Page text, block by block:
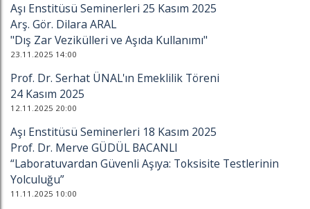
Aşı Enstitüsü Seminerleri 25 Kasım 2025
Arş. Gör. Dilara ARAL
"Dış Zar Vezikülleri ve Aşıda Kullanımı"
23.11.2025 14:00
Prof. Dr. Serhat ÜNAL'ın Emeklilik Töreni
24 Kasım 2025
12.11.2025 20:00
Aşı Enstitüsü Seminerleri 18 Kasım 2025
Prof. Dr. Merve GÜDÜL BACANLI
“Laboratuvardan Güvenli Aşıya: Toksisite Testlerinin
Yolculuğu”
11.11.2025 10:00